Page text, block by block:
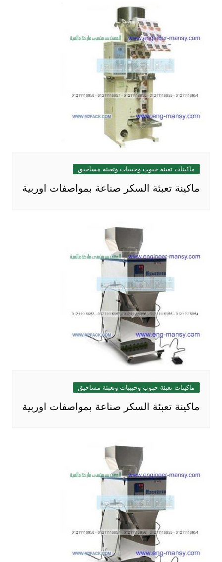
ماكينات تعبئة حبوب وحبيبات وتعبئة مساحيق
ماكينة تعبئة السكر صناعة بمواصفات اوربية
ماكينات تعبئة حبوب وحبيبات وتعبئة مساحيق
ماكينة تعبئة السكر صناعة بمواصفات اوربية